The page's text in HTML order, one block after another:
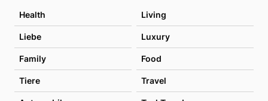
Health Living
Liebe Luxury
Family Food
Tiere Travel